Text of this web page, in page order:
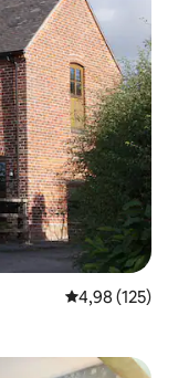
Évaluation
4,98 (125)